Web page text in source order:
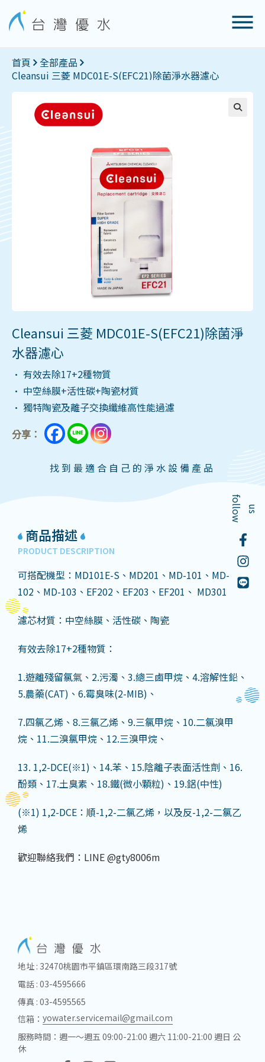
f
o l
l
o
w u
s
首頁
全部產品
Cleansui 三菱 MDC01E-S(EFC21)除菌淨水器濾心
Cleansui 三菱 MDC01E-S(EFC21)除菌淨
水器濾心
• 有效去除17+2種物質
• 中空絲膜+活性碳+陶瓷材質
• 獨特陶瓷及離子交換纖維高性能過濾
分享：
找到最適合自己的淨水設備產品
商品描述
PRODUCT DESCRIPTION
可搭配機型：MD101E-S、MD201、MD-101、MD-
102、MD-103、EF202、EF203、EF201、 MD301
濾芯材質：中空絲膜、活性碳、陶瓷
有效去除17+2種物質：
1.遊離殘留氯氣、2.污濁、3.總三鹵甲烷、4.溶解性鉛、
5.農藥(CAT)、6.霉臭味(2-MIB)、
7.四氯乙烯、8.三氯乙烯、9.三氯甲烷、10.二氯溴甲
烷、11.二溴氯甲烷、12.三溴甲烷、
13. 1,2-DCE(※1)、14.苯、15.陰離子表面活性劑、16.
酚類、17.土臭素、18.鐵(微小顆粒)、19.鋁(中性)
(※1) 1,2-DCE：順-1,2-二氯乙烯，以及反-1,2-二氯乙
烯
歡迎聯絡我們：LINE @gty8006m
地址 : 32470桃園市平鎮區環南路三段317號
電話 : 03-4595666
傳真 : 03-4595565
信箱： yowater.servicemail@gmail.com
服務時間：週一～週五 09:00-21:00 週六 11:00-21:00 週日 公
休